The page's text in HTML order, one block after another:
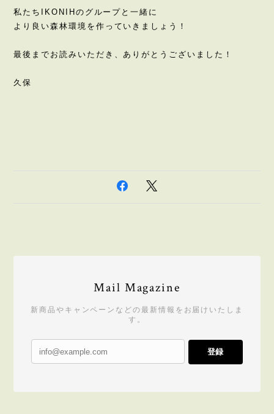
私たちIKONIHのグループと一緒に
より良い森林環境を作っていきましょう！
最後までお読みいただき、ありがとうございました！
久保
Mail Magazine
新商品やキャンペーンなどの最新情報をお届けいたしま
す。
登録